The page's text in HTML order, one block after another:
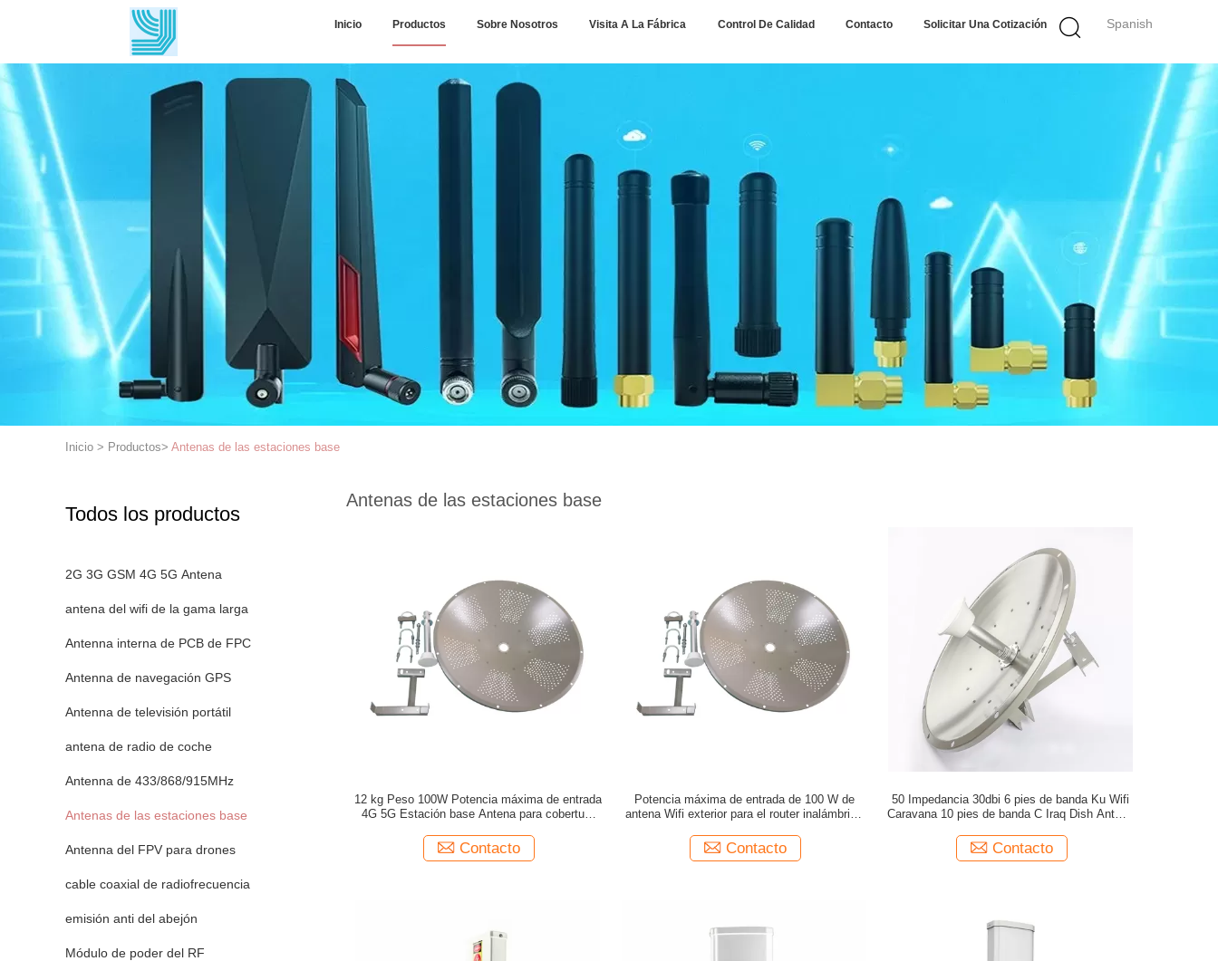
Spanish
Inicio Productos Sobre Nosotros Visita A La Fábrica Control De Calidad Contacto Solicitar Una Cotización
Inicio > Productos> Antenas de las estaciones base
Todos los productos
2G 3G GSM 4G 5G Antena
antena del wifi de la gama larga
Antenna interna de PCB de FPC
Antenna de navegación GPS
Antenna de televisión portátil
antena de radio de coche
Antenna de 433/868/915MHz
Antenas de las estaciones base
Antenna del FPV para drones
cable coaxial de radiofrecuencia
emisión anti del abejón
Módulo de poder del RF
Antenas de las estaciones base
12 kg Peso 100W Potencia máxima de entrada
4G 5G Estación base Antena para cobertura
Contacto
Potencia máxima de entrada de 100 W de
antena Wifi exterior para el router inalámbrico
Contacto
50 Impedancia 30dbi 6 pies de banda Ku Wifi
Caravana 10 pies de banda C Iraq Dish Antena
Contacto